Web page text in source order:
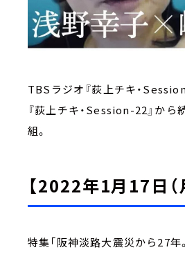
TBSラジオ『荻上チキ・
『荻上チキ・Session-22』か
組。
【2022年1月17日
特集「阪神淡路大震災から27年